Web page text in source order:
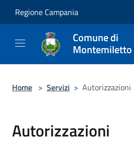
Regione Campania
Comune di
Montemiletto
Home > Servizi > Autorizzazioni
Autorizzazioni